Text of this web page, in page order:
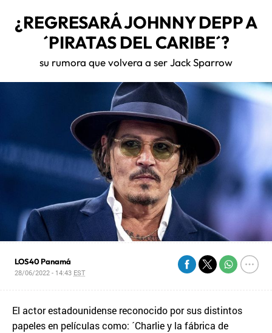
¿REGRESARÁ JOHNNY DEPP A
´PIRATAS DEL CARIBE´?
su rumora que volvera a ser Jack Sparrow
LOS40 Panamá
28/06/2022 - 14:43 EST
El actor estadounidense reconocido por sus distintos
papeles en películas como: ´Charlie y la fábrica de